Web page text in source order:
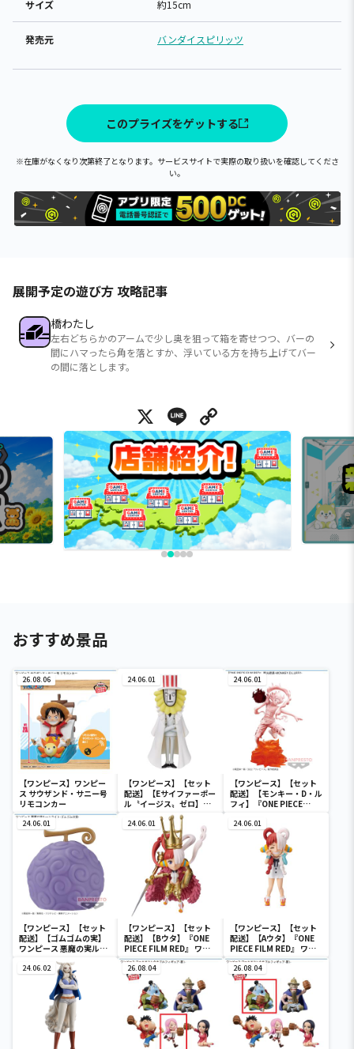
サイズ 約15cm
発売元 バンダイスピリッツ
このプライズをゲットする
※在庫がなくなり次第終了となります。サービスサイトで実際の取り扱いを確認してくださ
い。
展開予定の遊び方 攻略記事
橋わたし
左右どちらかのアームで少し奥を狙って箱を寄せつつ、バーの
間にハマったら角を落とすか、浮いている方を持ち上げてバー
の間に落とします。
X Line
おすすめ景品
26.08.06
【ワンピース】ワンピー
ス サウザンド・サニー号
リモコンカー
24.06.01
【ワンピース】【セット
配送】【Eサイファーポー
ル〝イージス〟ゼロ】ワ
ンピース ワールドコレク
タブルフィギュア-ワノ国
鬼ヶ島編7-
24.06.01
【ワンピース】【セット
配送】【モンキー・D・ル
フィ】『ONE PIECE
MONKEY.D.LUFFY-
24.06.01
【ワンピース】【セット
配送】【ゴムゴムの実】
ワンピース 悪魔の実ルー
24.06.01
【ワンピース】【セット
配送】【Bウタ】『ONE
PIECE FILM RED』 ワー
ルドコレクタブルフィギ
ュア-UTA COLLECTION-
24.06.01
【ワンピース】【セット
配送】【Aウタ】『ONE
PIECE FILM RED』 ワー
ルドコレクタブルフィギ
ュア-UTA COLLECTION-
24.06.02 26.08.04 26.08.04